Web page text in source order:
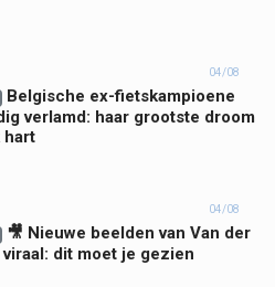
04/08
Belgische ex-fietskampioene
verlamd: haar grootste droom
hart
04/08
🎥 Nieuwe beelden van Van der
viraal: dit moet je gezien